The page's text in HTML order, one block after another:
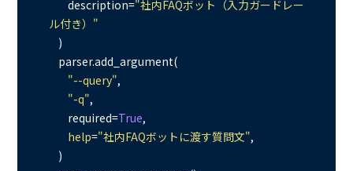
        description=
"社内FAQボット（入力ガードレー
ル付き）"
"--query",
"-q",
        required=
True,
help="社内FAQボットに渡す質問文",